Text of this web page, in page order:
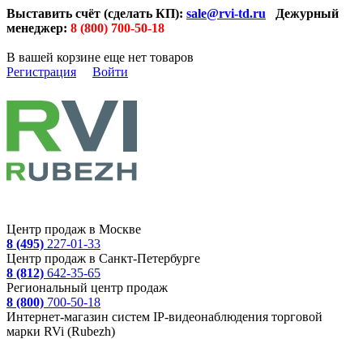
Выставить счёт (сделать КП): sale@rvi-td.ru
Дежурный
менеджер: 8 (800) 700-50-18
В вашей корзине еще нет товаров
Регистрация
Войти
Центр продаж в Москве
8 (495) 227-01-33
Центр продаж в Санкт-Петербурге
8 (812) 642-35-65
Региональный центр продаж
8 (800) 700-50-18
Интернет-магазин систем IP-видеонаблюдения торговой
марки RVi (Rubezh)